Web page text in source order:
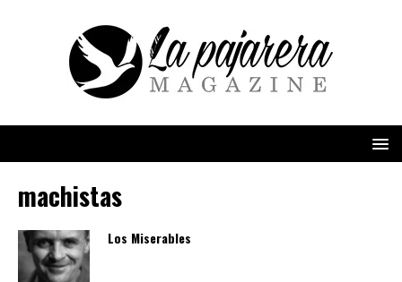
machistas
Los Miserables